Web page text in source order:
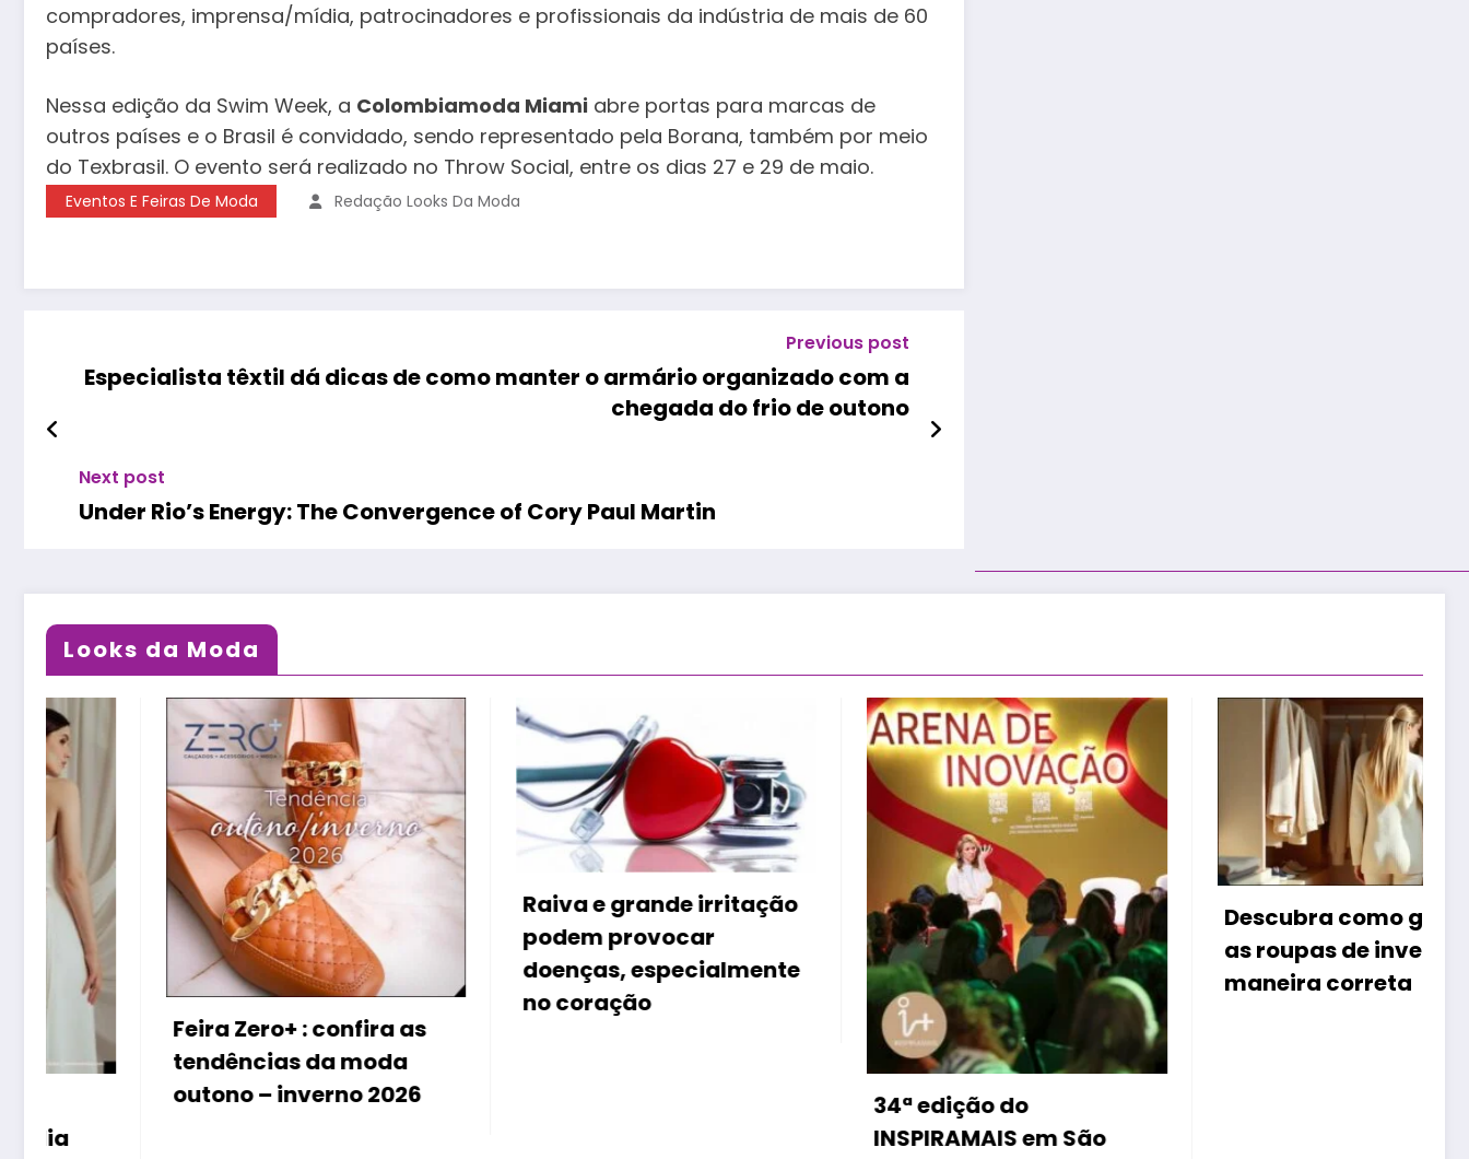
compradores, imprensa/mídia, patrocinadores e profissionais da indústria de mais de 60
países.
Nessa edição da Swim Week, a Colombiamoda Miami abre portas para marcas de
outros países e o Brasil é convidado, sendo representado pela Borana, também por meio
do Texbrasil. O evento será realizado no Throw Social, entre os dias 27 e 29 de maio.
Eventos E Feiras De Moda Redação Looks Da Moda
Previous post
Especialista têxtil dá dicas de como manter o armário organizado com a
chegada do frio de outono
Next post
Under Rio’s Energy: The Convergence of Cory Paul Martin
Looks da Moda
Feira Zero+ : confira as
tendências da moda
outono – inverno 2026
Raiva e grande irritação
podem provocar
doenças, especialmente
no coração
34ª edição do
INSPIRAMAIS em São
Descubra como guardar
as roupas de inverno de
maneira correta